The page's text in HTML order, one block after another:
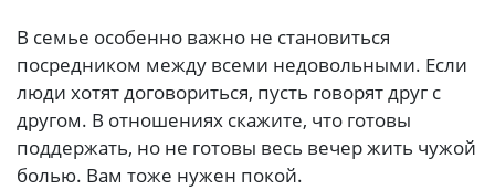
В семье особенно важно не становиться
посредником между всеми недовольными. Если
люди хотят договориться, пусть говорят друг с
другом. В отношениях скажите, что готовы
поддержать, но не готовы весь вечер жить чужой
болью. Вам тоже нужен покой.